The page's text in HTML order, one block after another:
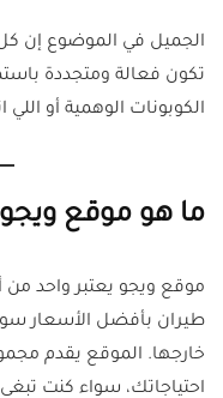
الجميل في الموضوع إن
تكون فعالة ومتجددة
الكوبونات الوهمية أو
ما هو موقع
موقع ويجو يعتبر واحد
طيران بأفضل الأسعار
خارجها. الموقع يقدم
احتياجاتك، سواء كنت